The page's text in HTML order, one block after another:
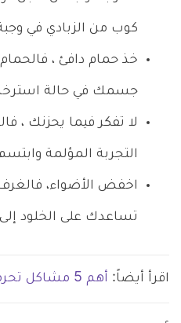
كوب من الزبادي في
خذ حمام دافئ ،
جسمك في حالة
لا تفكر فيما يحزنك ،
التجربة المؤلمة
اخفض الأضواء،
تساعدك على الخلود إلى
اقرأ أيضاً: أهم 5 مشاكل تحرمك من نوم هادئ